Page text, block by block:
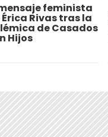
feminista
Érica Rivas tras la
de Casados
Hijos